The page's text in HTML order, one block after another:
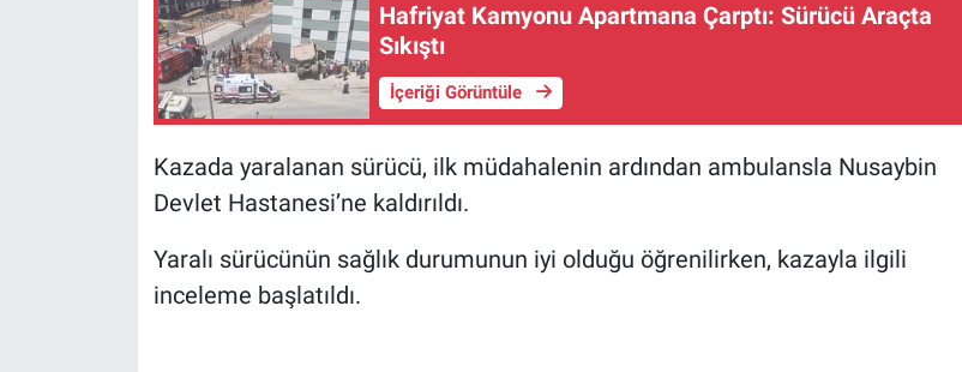
Hafriyat Kamyonu Apartmana Çarptı: Sürücü Araçta
Sıkıştı
İçeriği Görüntüle
Kazada yaralanan sürücü, ilk müdahalenin ardından ambulansla Nusaybin
Devlet Hastanesi’ne kaldırıldı.
Yaralı sürücünün sağlık durumunun iyi olduğu öğrenilirken, kazayla ilgili
inceleme başlatıldı.